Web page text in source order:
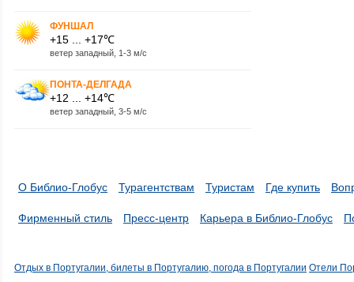
ФУНШАЛ
+15 ... +17℃
ветер западный, 1-3 м/с
ПОНТА-ДЕЛГАДА
+12 ... +14℃
ветер западный, 3-5 м/с
О Библио-Глобус Турагентствам Туристам Где купить
Фирменный стиль Пресс-центр Карьера в Библио-Глобус
Отдых в Португалии, билеты в Португалию, погода в Португалии Отели